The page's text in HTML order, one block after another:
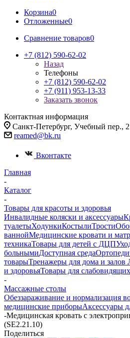
Корзина0
Отложенные0
Сравнение товаров0
+7 (812) 590-62-02
Назад
Телефоны
+7 (812) 590-62-02
+7 (911) 953-13-33
Заказать звонок
Контактная информация
Санкт-Петербург, Учебный пер., 2
reamed@bk.ru
Вконтакте
Главная
-
Каталог
-
Товары для красоты и здоровья
Инвалидные коляски и аксессуары
туалетыХодункиКостылиТрости
ваннойМедицинские кровати и
техникаТовары для детей с ДЦП
больнымиДоступная среда
товарыТренажеры для дома и
и здоровьяТовары для слабовидящих
-
Массажные столы
Обеззараживание и нормализация
медицинские приборыАксессуары
-Медицинская кровать с
(SE2.21.10)
Поделиться